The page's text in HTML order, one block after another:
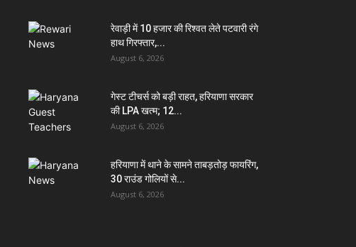
रेवाड़ी में 10 हजार की रिश्वत लेते पटवारी रंगे
हाथ गिरफ्तार,...
August 6, 2026
गेस्ट टीचर्स को बड़ी राहत, हरियाणा सरकार
की LPA खत्म; 12...
August 6, 2026
हरियाणा में थाने के सामने ताबड़तोड़ फायरिंग,
30 राउंड गोलियों से...
August 6, 2026